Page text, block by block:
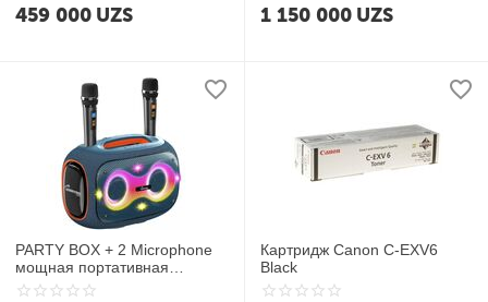
459 000 UZS 1 150 000 UZS
PARTY BOX + 2 Microphone
мощная портативная
Bluetooth колонка
Картридж Canon C-EXV6
Black